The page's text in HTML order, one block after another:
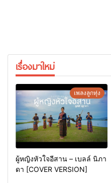
เรื่องมาใหม่
เพลงลูกทุ่ง
ผู้หญิงหัวใจอีสาน – เบลล์ นิภา
ดา [COVER VERSION]